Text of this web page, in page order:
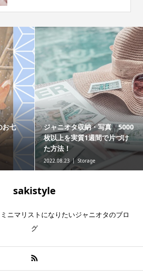
七
ジャニオタ収納・写真 5000
枚以上を実質1週間で片づけ
た方法！
2022.08.23 Storage
sakistyle
マリストになりたいジャニオタのブロ
グ